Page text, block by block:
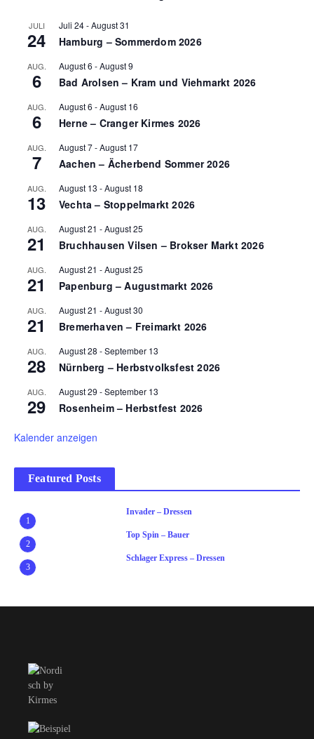
JULI
24
Juli 24-August 31
Hamburg – Sommerdom 2026
AUG.
6
August 6 -August 9
Bad Arolsen – Kram und Viehmarkt 2026
AUG.
6
August 6 -August 16
Herne – Cranger Kirmes 2026
AUG.
7
August 7-August 17
Aachen – Ächerbend Sommer 2026
AUG.
13
August 13 -August 18
Vechta – Stoppelmarkt 2026
AUG.
21
August 21 -August 25
Bruchhausen Vilsen – Brokser Markt 2026
AUG.
21
August 21 -August 25
Papenburg – Augustmarkt 2026
AUG.
21
August 21 -August 30
Bremerhaven – Freimarkt 2026
AUG.
28
August 28 -September 13
Nürnberg – Herbstvolksfest 2026
AUG.
29
August 29 -September 13
Rosenheim – Herbstfest 2026
Kalender anzeigen
Featured Posts
1
Invader – Dressen
2
Top Spin – Bauer
3
Schlager Express – Dressen